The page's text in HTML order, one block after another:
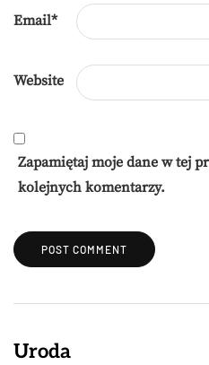
Email*
Website
Zapamiętaj moje dane w tej
kolejnych komentarzy.
Uroda